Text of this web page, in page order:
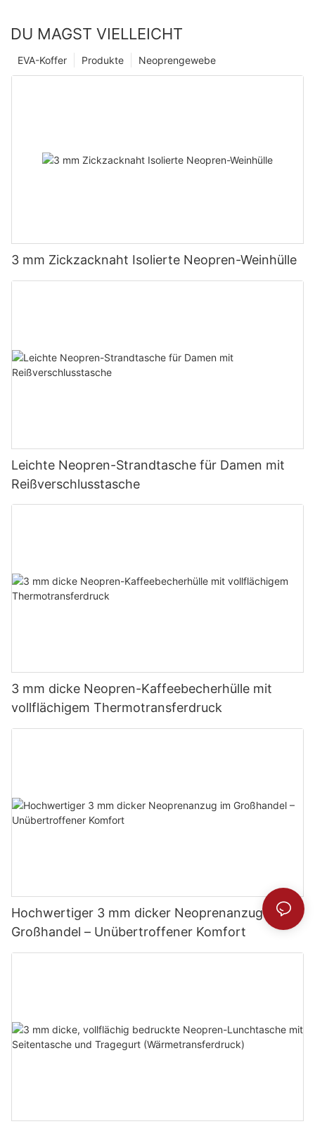
DU MAGST VIELLEICHT
Neoprengewebe
Produkte
EVA-Koffer
3 mm Zickzacknaht Isolierte Neopren-Weinhülle
Leichte Neopren-Strandtasche für Damen mit
Reißverschlusstasche
3 mm dicke Neopren-Kaffeebecherhülle mit
vollflächigem Thermotransferdruck
Hochwertiger 3 mm dicker Neoprenanzug im
Großhandel – Unübertroffener Komfort